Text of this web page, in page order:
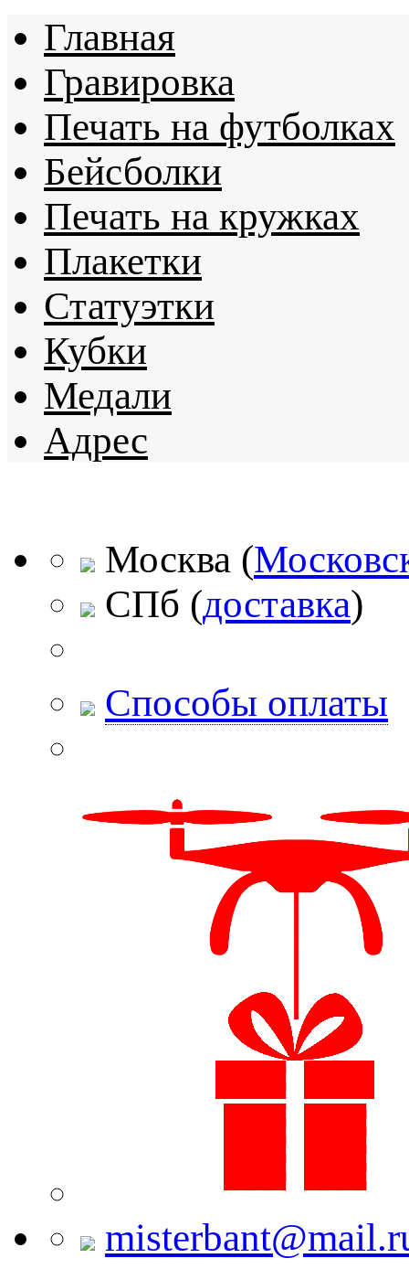
Главная
Гравировка
Печать на футболках
Бейсболки
Печать на кружках
Плакетки
Статуэтки
Кубки
Медали
Адрес
Москва (
СПб (доставка)
Способы оплаты